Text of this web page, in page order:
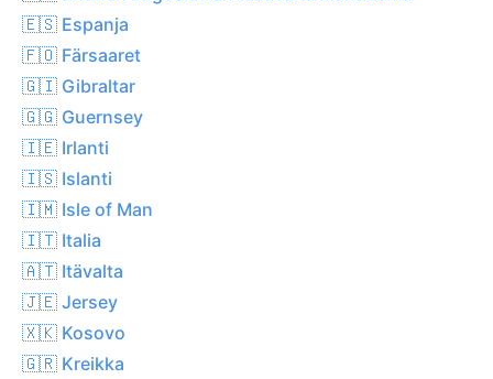
🇪🇸 Espanja
🇫🇴 Färsaaret
🇬🇮 Gibraltar
🇬🇬 Guernsey
🇮🇪 Irlanti
🇮🇸 Islanti
🇮🇲 Isle of Man
🇮🇹 Italia
🇦🇹 Itävalta
🇯🇪 Jersey
🇽🇰 Kosovo
🇬🇷 Kreikka